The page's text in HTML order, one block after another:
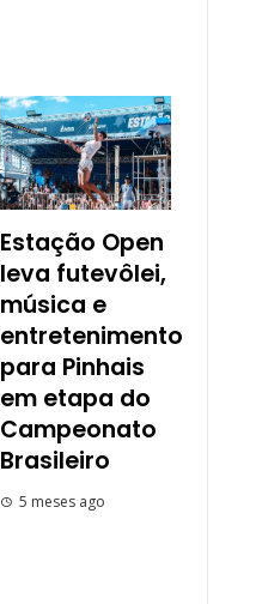
Estação Open
leva futevôlei,
música e
entretenimento
para Pinhais
em etapa do
Campeonato
Brasileiro
5 meses ago